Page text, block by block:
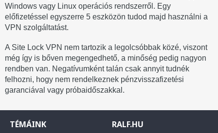
Windows vagy Linux operációs rendszerről. Egy
előfizetéssel egyszerre 5 eszközön tudod majd használni a
VPN szolgáltatást.
A Site Lock VPN nem tartozik a legolcsóbbak közé, viszont
még így is bőven megengedhető, a minőség pedig nagyon
rendben van. Negatívumként talán csak annyit tudnék
felhozni, hogy nem rendelkeznek pénzvisszafizetési
garanciával vagy próbaidőszakkal.
TÉMÁINK RALF.HU